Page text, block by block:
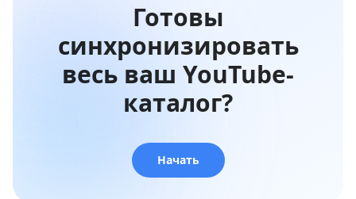
Готовы
синхронизировать
весь ваш YouTube-
каталог?
Начать